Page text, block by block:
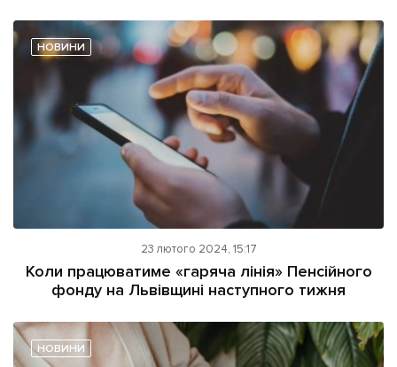
НОВИНИ
23 лютого 2024, 15:17
Коли працюватиме «гаряча лінія» Пенсійного
фонду на Львівщині наступного тижня
НОВИНИ